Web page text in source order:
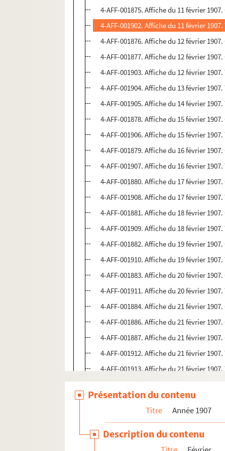
4-AFF-001875. Affiche du 11 février
4-AFF-001902. Affiche du 11 février
4-AFF-001876. Affiche du 12 février
4-AFF-001877. Affiche du 12 février
4-AFF-001903. Affiche du 12 février
4-AFF-001904. Affiche du 13 février
4-AFF-001905. Affiche du 14 février
4-AFF-001878. Affiche du 15 février
4-AFF-001906. Affiche du 15 février
4-AFF-001879. Affiche du 16 février
4-AFF-001907. Affiche du 16 février
4-AFF-001880. Affiche du 17 février
4-AFF-001908. Affiche du 17 février
4-AFF-001881. Affiche du 18 février
4-AFF-001909. Affiche du 18 février
4-AFF-001882. Affiche du 19 février
4-AFF-001910. Affiche du 19 février
4-AFF-001883. Affiche du 20 février
4-AFF-001911. Affiche du 20 février
4-AFF-001884. Affiche du 21 février
4-AFF-001886. Affiche du 21 février
4-AFF-001887. Affiche du 21 février
4-AFF-001912. Affiche du 21 février
4-AFF-001913. Affiche du 21 février
4-AFF-001914. Affiche du 22 février
4-AFF-001915. Affiche du 23 février
4-AFF-001916. Affiche du 24 février
4-AFF-001917. Affiche du 24 février
4-AFF-001918. Affiche du 25 février
Présentation du contenu
Titre Année 1907
Description du contenu